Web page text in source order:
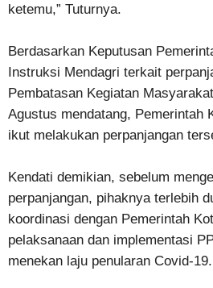
ketemu,” Tuturnya.
Berdasarkan Keputusan
Instruksi Mendagri terkait
Pembatasan Kegiatan
Agustus mendatang, Pemerintah
ikut melakukan perpanjangan
Kendati demikian, sebelum
perpanjangan, pihaknya terlebih
koordinasi dengan Pemerintah
pelaksanaan dan implementasi
menekan laju penularan Covid-19.